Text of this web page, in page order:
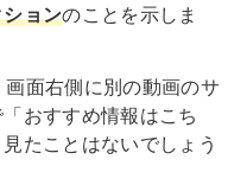
ョンのことを示しま
面右側に別の動画のサ
おすすめ情報はこち
たことはないでしょう